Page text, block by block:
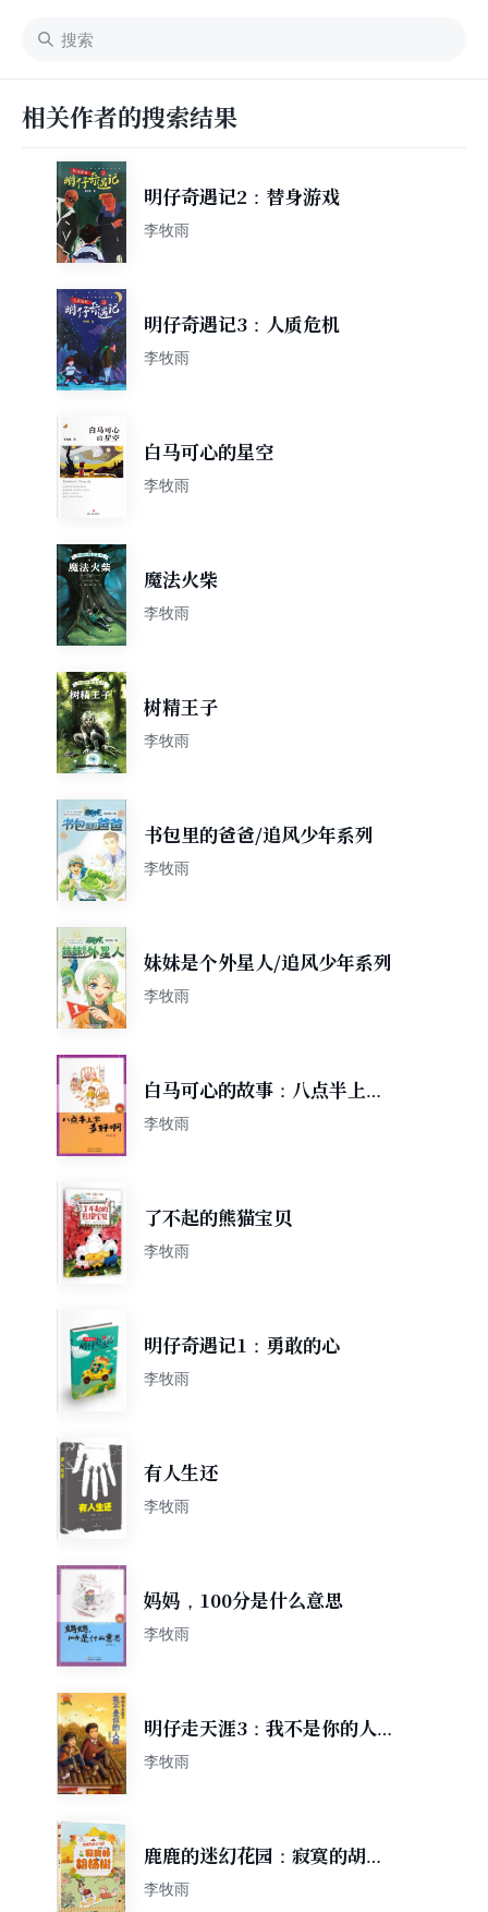
相关作者的搜索结果
明仔奇遇记2：替身游戏
李牧雨
明仔奇遇记3：人质危机
李牧雨
白马可心的星空
李牧雨
魔法火柴
李牧雨
树精王子
李牧雨
书包里的爸爸/追风少年系列
李牧雨
妹妹是个外星人/追风少年系列
李牧雨
白马可心的故事：八点半上学
多好啊
李牧雨
了不起的熊猫宝贝
李牧雨
明仔奇遇记1：勇敢的心
李牧雨
有人生还
李牧雨
妈妈，100分是什么意思
李牧雨
明仔走天涯3：我不是你的人
质
李牧雨
鹿鹿的迷幻花园：寂寞的胡杨
树
李牧雨